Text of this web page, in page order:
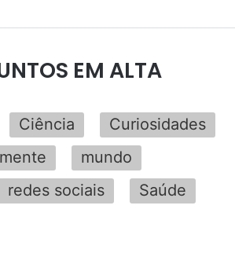
EM ALTA
Ciência
Curiosidades
mente
mundo
redes sociais
Saúde